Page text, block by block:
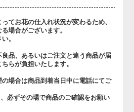
てお花の仕入れ状況が変わるため、
場合がございます。
。
品、あるいはご注文と違う商品が届
らが負担いたします。
場合は商品到着当日中に電話にてご
必ずその場で商品のご確認をお願い